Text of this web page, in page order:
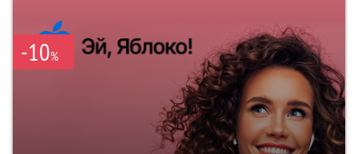
-10%